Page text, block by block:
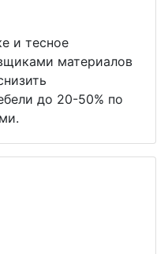
и тесное
материалов
до 20-50% по